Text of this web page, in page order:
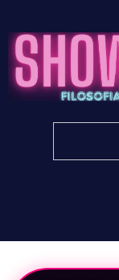
para
conteúdo